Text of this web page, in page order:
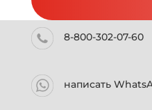
8-800-302-07-60
написать